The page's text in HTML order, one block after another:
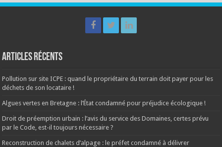
Articles récents
Pollution sur site ICPE : quand le propriétaire du terrain doit payer pour les
déchets de son locataire !
Algues vertes en Bretagne : l’État condamné pour préjudice écologique !
Droit de préemption urbain : l’avis du service des Domaines, certes prévu
par le Code, est-il toujours nécessaire ?
Reconstruction de chalets d’alpage : le préfet condamné à délivrer